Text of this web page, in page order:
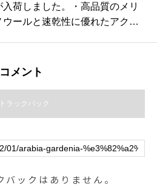
入荷しました。・高品質のメリ
ウールと速乾性に優れたアクリ
ちな冬の服装の差し色にも取り
営業時間》ショップ 11:00-
ビストロカフェ モーニング
コメント
ラックバック
ックはありません。